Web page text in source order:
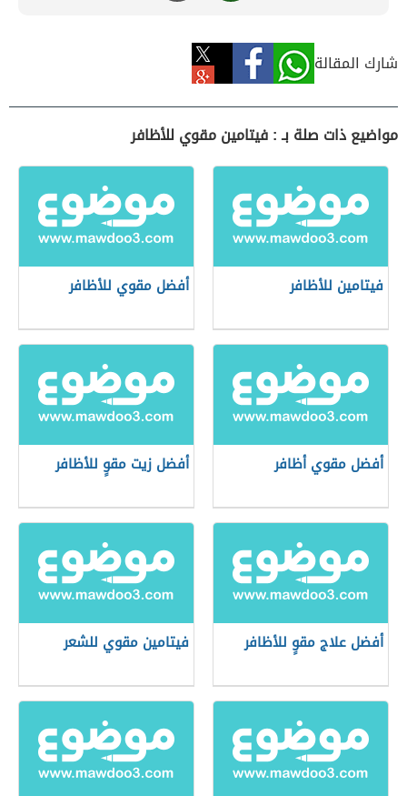
شارك المقالة
مواضيع ذات صلة بـ : فيتامين مقوي للأظافر
فيتامين للأظافر أفضل مقوي للأظافر
أفضل مقوي أظافر أفضل زيت مقوٍ للأظافر
أفضل علاج مقوٍ للأظافر فيتامين مقوي للشعر